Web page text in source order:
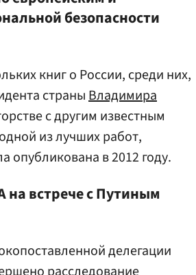
безопасности
книг о России, среди них,
страныВладимира
с другим известным
из лучших работ,
опубликована в 2012 году.
встрече с Путиным
делегации